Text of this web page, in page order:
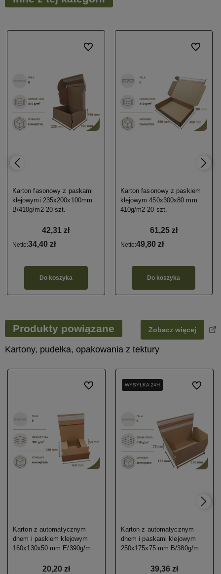
Karton fasonowy z paskami
klejowymi 235x200x100mm
B/410g/m2 20 szt.
42,31 zł
Netto:34,40 zł
Do koszyka
Do ulubionych
Do ulubionych
Karton fasonowy z paskiem
klejowym 450x300x80 mm
410g/m2 20 szt.
61,25 zł
Netto:49,80 zł
Do koszyka
Do
Do
Produkty powiązane Zobacz więcej
Kartony, pudełka, opakowania z tektury
Karton z automatycznym
dnem i paskiem klejowym
160x130x50 mm E/390g/m2
20,20 zł
Do ulubionych WYSYŁKA 24H
WYSYŁKA 24H
Karton z automatycznym
dnem i paskami klejowym
250x175x75 mm B/380g/m2
39,36 zł
Do